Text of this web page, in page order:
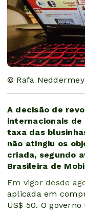
© Rafa
A decisão de
internacionais de
taxa das
não atingiu os
criada, segundo
Brasileira de
Em vigor desde
aplicada em
US$ 50. O